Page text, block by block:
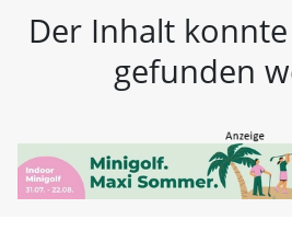
Der Inhalt
gefunden